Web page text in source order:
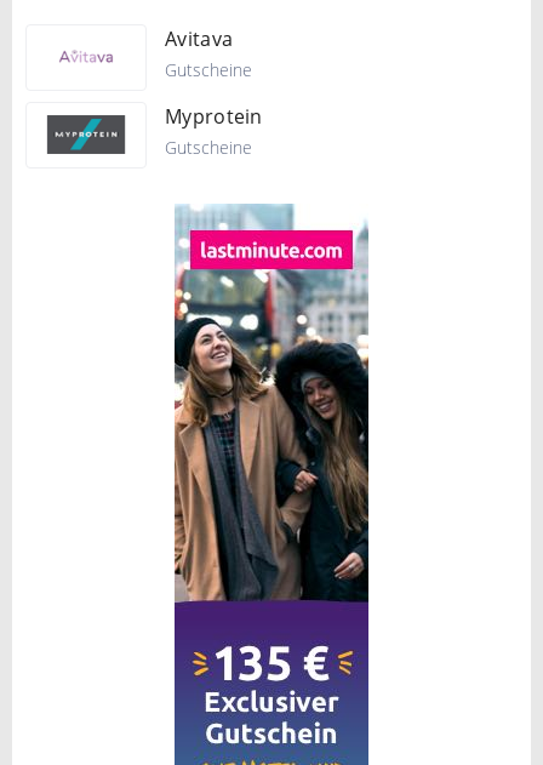
Avitava
Gutscheine
Myprotein
Gutscheine